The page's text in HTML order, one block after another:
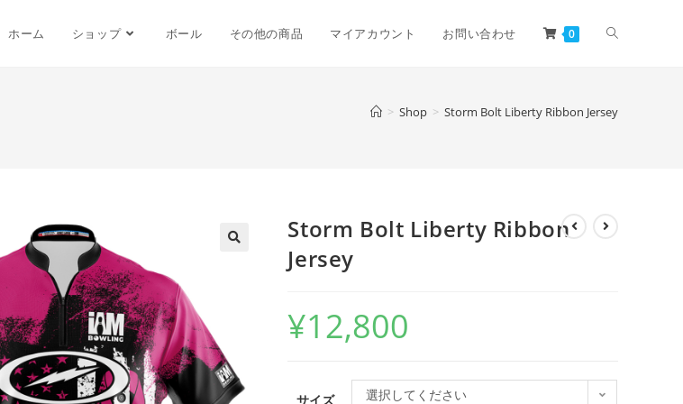
ホーム ショップ ボール その他の商品 マイアカウント お問い合わせ 0
> Shop > Storm Bolt Liberty Ribbon Jersey
Storm Bolt Liberty Ribbon
Jersey
¥12,800
サイズ 選択してください